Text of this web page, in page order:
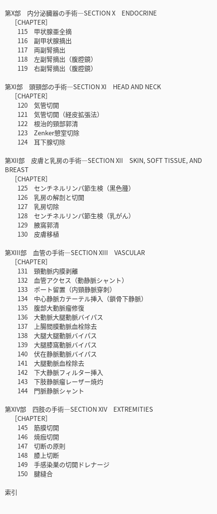
第X部 内分泌臓器の手術―SECTION X ENDOCRINE
［CHAPTER］
115 甲状腺亜全摘
116 副甲状腺摘出
117 両副腎摘出
118 左副腎摘出（腹腔鏡）
119 右副腎摘出（腹腔鏡）
第XI部 頭頸部の手術―SECTION XI HEAD AND NECK
［CHAPTER］
120 気管切開
121 気管切開（経皮拡張法）
122 根治的頸部郭清
123 Zenker憩室切除
124 耳下腺切除
第XII部 皮膚と乳房の手術―SECTION XII SKIN, SOFT TISSUE, AND
BREAST
［CHAPTER］
125 センチネルリンパ節生検（黒色腫）
126 乳房の解剖と切開
127 乳房切除
128 センチネルリンパ節生検（乳がん）
129 腋窩郭清
130 皮膚移植
第XIII部 血管の手術―SECTION XIII VASCULAR
［CHAPTER］
131 頸動脈内膜剥離
132 血管アクセス（動静脈シャント）
133 ポート留置（内頸静脈穿刺）
134 中心静脈カテーテル挿入（鎖骨下静脈）
135 腹部大動脈瘤修復
136 大動脈大腿動脈バイパス
137 上腸間膜動脈血栓除去
138 大腿大腿動脈バイパス
139 大腿膝窩動脈バイパス
140 伏在静脈動脈バイパス
141 大腿動脈血栓除去
142 下大静脈フィルター挿入
143 下肢静脈瘤レーザー焼灼
144 門脈静脈シャント
第XIV部 四肢の手術―SECTION XIV EXTREMITIES
［CHAPTER］
145 筋膜切開
146 焼痂切開
147 切断の原則
148 膝上切断
149 手感染巣の切開ドレナージ
150 腱縫合
索引